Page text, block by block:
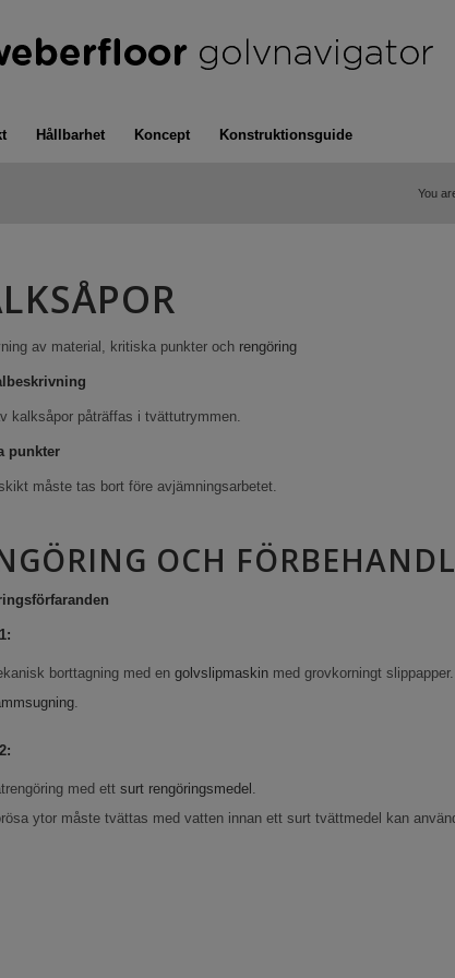
Hållbarhet Koncept Konstruktionsguide
You
av material, kritiska punkter och rengöring
kalksåpor påträffas i tvättutrymmen.
punkter
måste tas bort före avjämningsarbetet.
OCH
borttagning med en golvslipmaskinmed grovkorningt slippapper.
.
med ett surt rengöringsmedel .
ytor måste tvättas med vatten innan ett surt tvättmedel kan